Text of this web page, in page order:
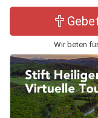
Wir beten